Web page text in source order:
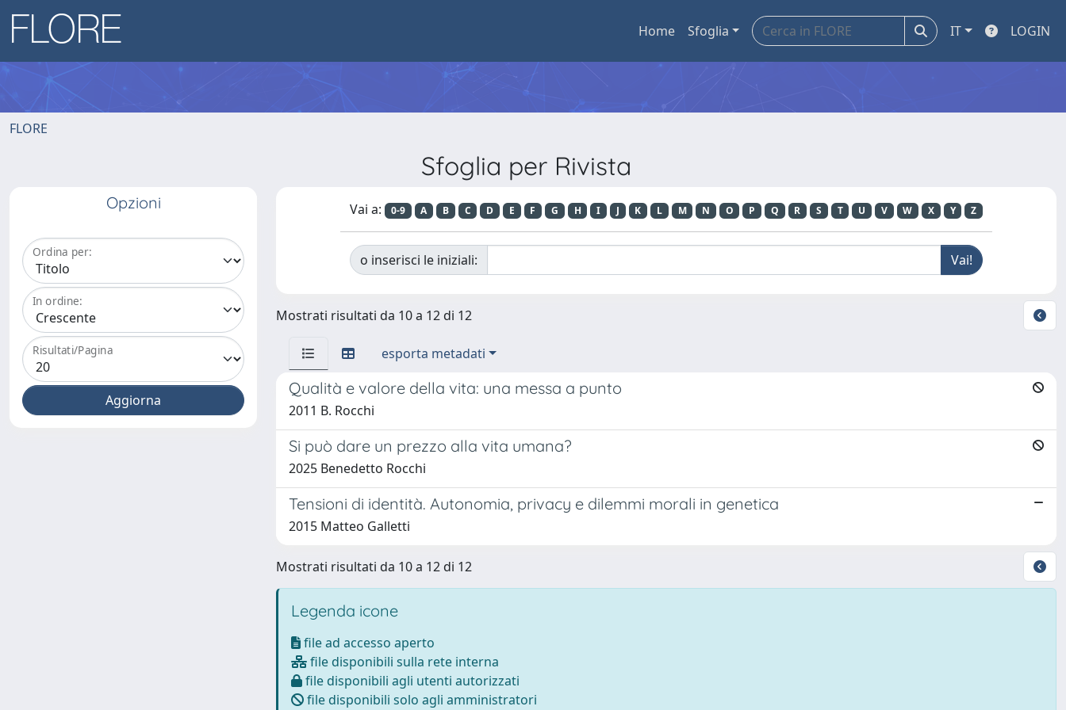
Home Sfoglia IT LOGIN
FLORE
Sfoglia per Rivista
Opzioni
Ordina per:
In ordine:
Risultati/Pagina
Vai a: 0-9 A B C D E F G H I J K L M N O P Q R S T U V W X Y Z
o inserisci le iniziali:
Mostrati risultati da 10 a 12 di 12
esporta metadati
Qualità e valore della vita: una messa a punto
2011 B. Rocchi
Si può dare un prezzo alla vita umana?
2025 Benedetto Rocchi
Tensioni di identità. Autonomia, privacy e dilemmi morali in genetica
2015 Matteo Galletti
Mostrati risultati da 10 a 12 di 12
Legenda icone
file ad accesso aperto
file disponibili sulla rete interna
file disponibili agli utenti autorizzati
file disponibili solo agli amministratori